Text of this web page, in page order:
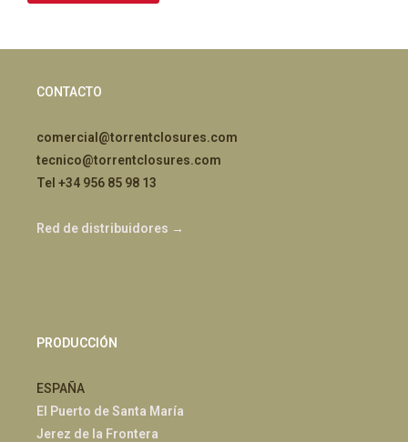
CONTACTO
comercial@torrentclosures.com
tecnico@torrentclosures.com
Tel +34 956 85 98 13
Red de distribuidores →
PRODUCCIÓN
ESPAÑA
El Puerto de Santa María
Jerez de la Frontera